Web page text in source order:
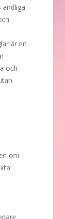
andliga
är en
och
om